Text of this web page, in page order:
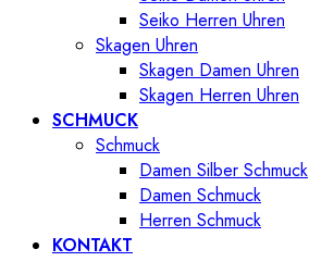
Seiko Herren Uhren
Skagen Uhren
Skagen Damen Uhren
Skagen Herren Uhren
SCHMUCK
Schmuck
Damen Silber Schmuck
Damen Schmuck
Herren Schmuck
KONTAKT